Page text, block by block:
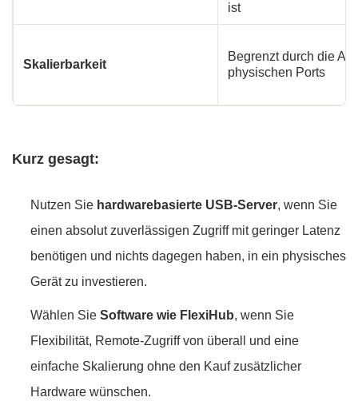
ist
Skalierbarkeit
Begrenzt durch die
physischen Ports
Kurz gesagt:
Nutzen Sie hardwarebasierte USB-Server, wenn Sie
einen absolut zuverlässigen Zugriff mit geringer Latenz
benötigen und nichts dagegen haben, in ein physisches
Gerät zu investieren.
Wählen Sie Software wie FlexiHub, wenn Sie
Flexibilität, Remote-Zugriff von überall und eine
einfache Skalierung ohne den Kauf zusätzlicher
Hardware wünschen.